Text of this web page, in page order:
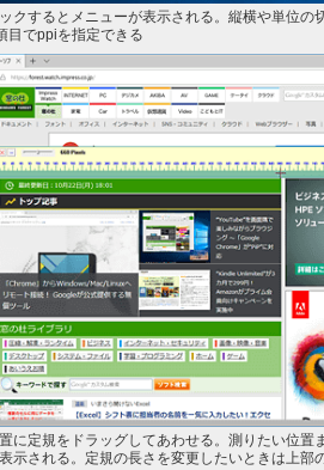
クするとメニューが表示される。縦横や単位の
目でppiを指定できる
に定規をドラッグしてあわせる。測りたい位置
示される。定規の長さを変更したいときは上部